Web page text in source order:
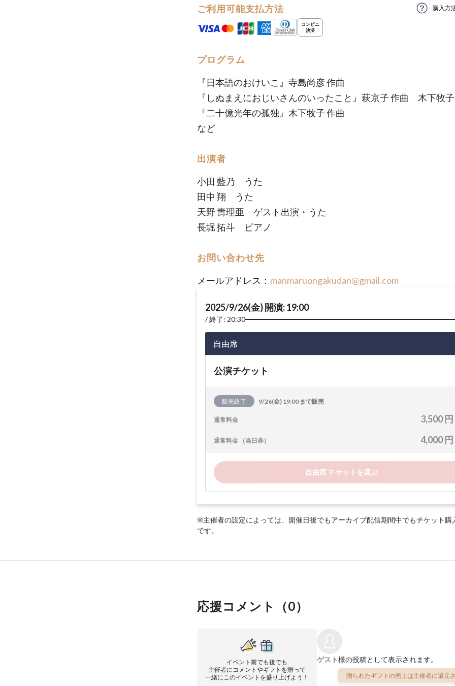
ご利用可能支払方法 購入方
プログラム
『日本語のおけいこ』寺島尚彦 作曲
『しぬまえにおじいさんのいったこと』萩京子 作曲 木下牧子
『二十億光年の孤独』木下牧子 作曲
など
出演者
小田 藍乃 うた
田中 翔 うた
天野 壽理亜 ゲスト出演・うた
長堀 拓斗 ピアノ
お問い合わせ先
メールアドレス： manmaruongakudan@gmail.com
2025/9/26(金) 開演: 19:00
終了: 20:30
自由席
公演チケット
販売終了 9/26(金) 19:00 まで販売
通常料金 3,500 円
通常料金 （当日券） 4,000 円
自由席 チケットを選ぶ
※主催者の設定によっては、開催日後でもアーカイブ配信期間中でもチケット購
です。
応援コメント（0）
イベント前でも後でも
主催者にコメントやギフトを贈って
一緒にこのイベントを盛り上げよう！
ゲスト様の投稿として表示されます。
贈られたギフトの売上は主催者に還元